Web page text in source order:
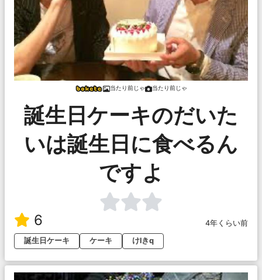
当たり前じゃ 当たり前じゃ
誕生日ケーキのだいた
いは誕生日に食べるん
ですよ
6
4年くらい前
誕生日ケーキ
ケーキ けlきq